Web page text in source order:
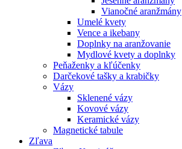
Vianočné aranžmány
Umelé kvety
Vence a ikebany
Doplnky na aranžovanie
Mydlové kvety a doplnky
Peňaženky a kľúčenky
Darčekové tašky a krabičky
Vázy
Sklenené vázy
Kovové vázy
Keramické vázy
Magnetické tabule
Zľava